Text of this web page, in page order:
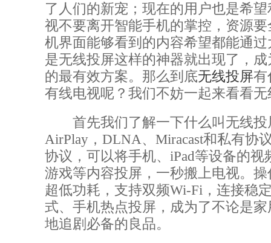
了人们的新宠；现在的用户也是希
视不要离开智能手机的掌控，资源
机界面能够看到的内容希望都能通
是无线投屏这样的神器就出现了，
的最有效方案。那么到底无线投屏有
有线电视呢？我们不妨一起来看看
首先我们了解一下什么叫无线投
AirPlay，DLNA、Miracast和私有协
协议，可以将手机、iPad等设备的视
游戏等内容投屏，一秒搬上电视。
超低功耗，支持双频Wi-Fi，连接稳
式、手机热点投屏，成为了不论是
地追剧必备的良品。